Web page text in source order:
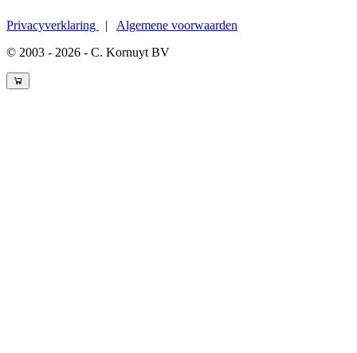
Privacyverklaring | Algemene voorwaarden
© 2003 - 2026 - C. Kornuyt BV